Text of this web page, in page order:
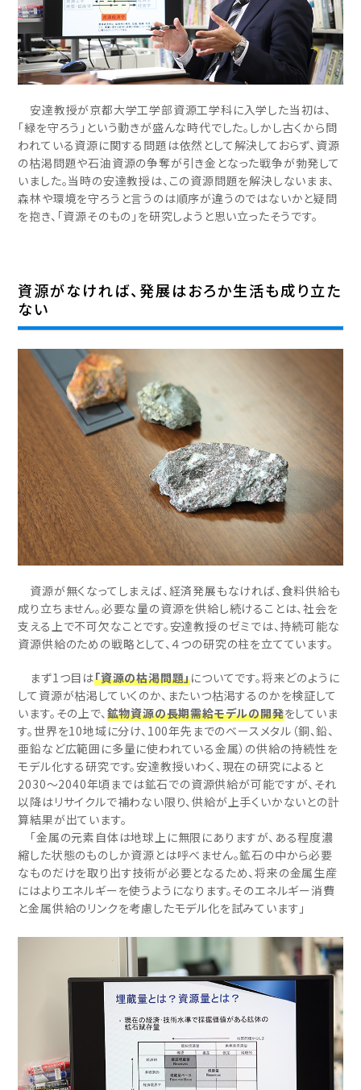
安達教授が京都大学工学部資源工学科に入学した当初は、
「緑を守ろう」という動きが盛んな時代でした。しかし古くから問
われている資源に関する問題は依然として解決しておらず、資源
の枯渇問題や石油資源の争奪が引き金となった戦争が勃発して
いました。当時の安達教授は、この資源問題を解決しないまま、
森林や環境を守ろうと言うのは順序が違うのではないかと疑問
を抱き、「資源そのもの」を研究しようと思い立ったそうです。
資源がなければ、発展はおろか生活も成り立た
ない
資源が無くなってしまえば、経済発展もなければ、食料供給も
成り立ちません。必要な量の資源を供給し続けることは、社会を
支える上で不可欠なことです。安達教授のゼミでは、持続可能な
資源供給のための戦略として、４つの研究の柱を立てています。
まず1つ目は「資源の枯渇問題」についてです。将来どのように
して資源が枯渇していくのか、またいつ枯渇するのかを検証して
います。その上で、鉱物資源の長期需給モデルの開発をしていま
す。世界を10地域に分け、100年先までのベースメタル（銅、鉛、
亜鉛など広範囲に多量に使われている金属）の供給の持続性を
モデル化する研究です。安達教授いわく、現在の研究によると
2030～2040年頃までは鉱石での資源供給が可能ですが、それ
以降はリサイクルで補わない限り、供給が上手くいかないとの計
算結果が出ています。
「金属の元素自体は地球上に無限にありますが、ある程度濃
縮した状態のものしか資源とは呼べません。鉱石の中から必要
なものだけを取り出す技術が必要となるため、将来の金属生産
にはよりエネルギーを使うようになります。そのエネルギー消費
と金属供給のリンクを考慮したモデル化を試みています」